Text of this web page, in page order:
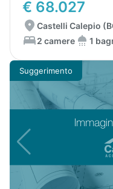
€ 68.027
Castelli Calepio
2 camere
1
Suggerimento